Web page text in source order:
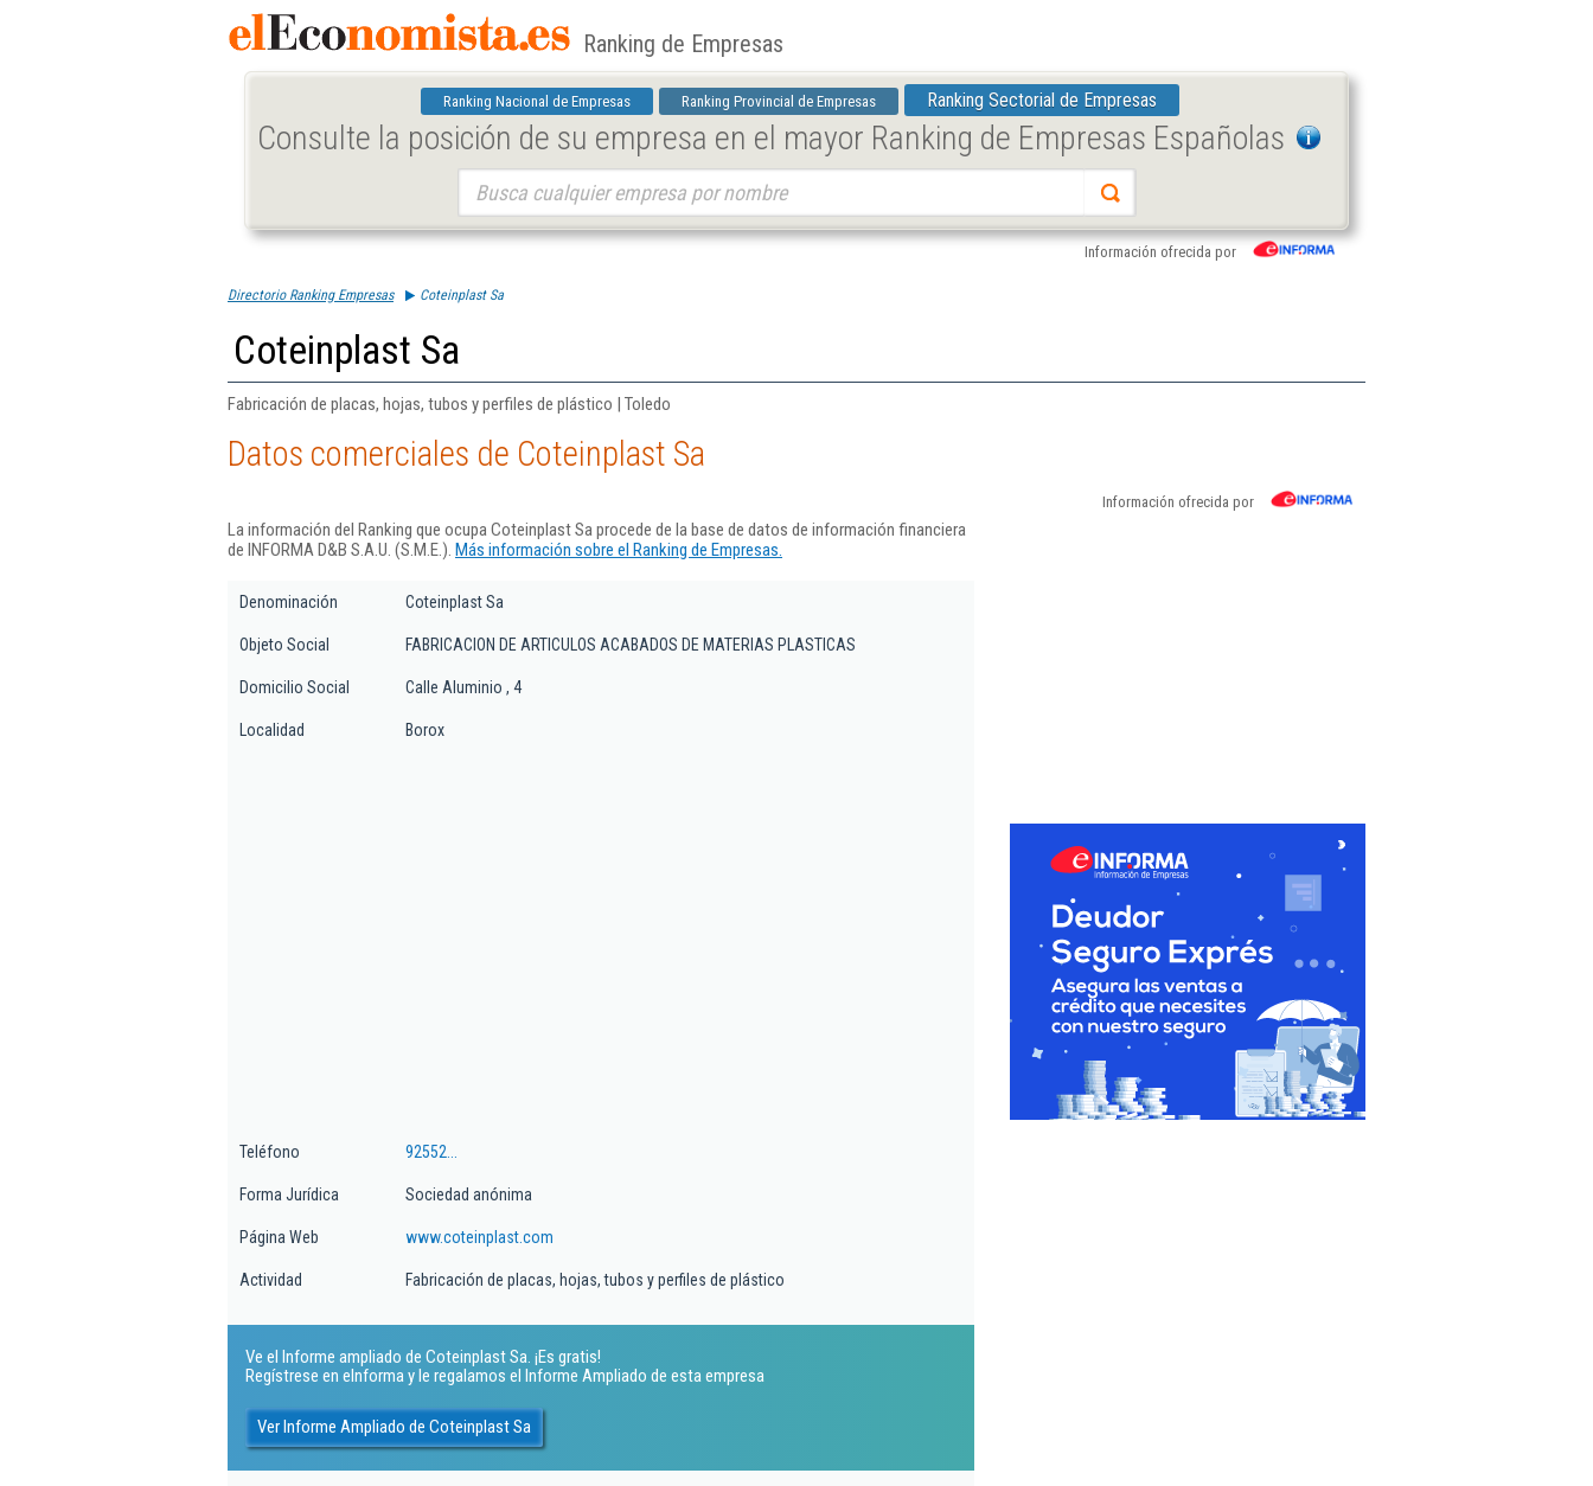
Ranking de Empresas
Ranking Nacional de Empresas Ranking Provincial de Empresas Ranking Sectorial de Empresas
Consulte la posición de su empresa en el mayor Ranking de Empresas Españolas
Información ofrecida por
Directorio Ranking Empresas Coteinplast Sa
Coteinplast Sa
Fabricación de placas, hojas, tubos y perfiles de plástico | Toledo
Datos comerciales de Coteinplast Sa
Información ofrecida por
La información del Ranking que ocupa Coteinplast Sa procede de la base de datos de información financiera
de INFORMA D&B S.A.U. (S.M.E.). Más información sobre el Ranking de Empresas.
Denominación Coteinplast Sa
Objeto Social FABRICACION DE ARTICULOS ACABADOS DE MATERIAS PLASTICAS
Domicilio Social Calle Aluminio , 4
Localidad Borox
Teléfono 92552...
Forma Jurídica Sociedad anónima
Página Web www.coteinplast.com
Actividad Fabricación de placas, hojas, tubos y perfiles de plástico
Ve el Informe ampliado de Coteinplast Sa. ¡Es gratis!
Regístrese en eInforma y le regalamos el Informe Ampliado de esta empresa
Ver Informe Ampliado de Coteinplast Sa